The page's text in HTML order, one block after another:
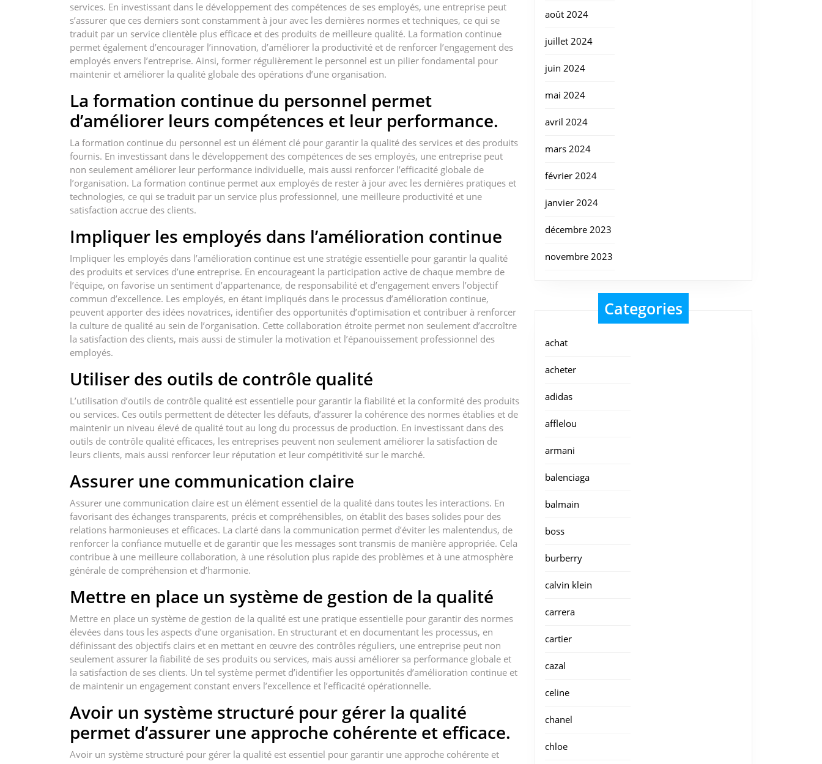
services. En investissant dans le développement des compétences de ses employés, une entreprise peut
s’assurer que ces derniers sont constamment à jour avec les dernières normes et techniques, ce qui se
traduit par un service clientèle plus efficace et des produits de meilleure qualité. La formation continue
permet également d’encourager l’innovation, d’améliorer la productivité et de renforcer l’engagement des
employés envers l’entreprise. Ainsi, former régulièrement le personnel est un pilier fondamental pour
maintenir et améliorer la qualité globale des opérations d’une organisation.
La formation continue du personnel permet
d’améliorer leurs compétences et leur performance.
La formation continue du personnel est un élément clé pour garantir la qualité des services et des produits
fournis. En investissant dans le développement des compétences de ses employés, une entreprise peut
non seulement améliorer leur performance individuelle, mais aussi renforcer l’efficacité globale de
l’organisation. La formation continue permet aux employés de rester à jour avec les dernières pratiques et
technologies, ce qui se traduit par un service plus professionnel, une meilleure productivité et une
satisfaction accrue des clients.
Impliquer les employés dans l’amélioration continue
Impliquer les employés dans l’amélioration continue est une stratégie essentielle pour garantir la qualité
des produits et services d’une entreprise. En encourageant la participation active de chaque membre de
l’équipe, on favorise un sentiment d’appartenance, de responsabilité et d’engagement envers l’objectif
commun d’excellence. Les employés, en étant impliqués dans le processus d’amélioration continue,
peuvent apporter des idées novatrices, identifier des opportunités d’optimisation et contribuer à renforcer
la culture de qualité au sein de l’organisation. Cette collaboration étroite permet non seulement d’accroître
la satisfaction des clients, mais aussi de stimuler la motivation et l’épanouissement professionnel des
employés.
Utiliser des outils de contrôle qualité
L’utilisation d’outils de contrôle qualité est essentielle pour garantir la fiabilité et la conformité des produits
ou services. Ces outils permettent de détecter les défauts, d’assurer la cohérence des normes établies et de
maintenir un niveau élevé de qualité tout au long du processus de production. En investissant dans des
outils de contrôle qualité efficaces, les entreprises peuvent non seulement améliorer la satisfaction de
leurs clients, mais aussi renforcer leur réputation et leur compétitivité sur le marché.
Assurer une communication claire
Assurer une communication claire est un élément essentiel de la qualité dans toutes les interactions. En
favorisant des échanges transparents, précis et compréhensibles, on établit des bases solides pour des
relations harmonieuses et efficaces. La clarté dans la communication permet d’éviter les malentendus, de
renforcer la confiance mutuelle et de garantir que les messages sont transmis de manière appropriée. Cela
contribue à une meilleure collaboration, à une résolution plus rapide des problèmes et à une atmosphère
générale de compréhension et d’harmonie.
Mettre en place un système de gestion de la qualité
Mettre en place un système de gestion de la qualité est une pratique essentielle pour garantir des normes
élevées dans tous les aspects d’une organisation. En structurant et en documentant les processus, en
définissant des objectifs clairs et en mettant en œuvre des contrôles réguliers, une entreprise peut non
seulement assurer la fiabilité de ses produits ou services, mais aussi améliorer sa performance globale et
la satisfaction de ses clients. Un tel système permet d’identifier les opportunités d’amélioration continue et
de maintenir un engagement constant envers l’excellence et l’efficacité opérationnelle.
Avoir un système structuré pour gérer la qualité
permet d’assurer une approche cohérente et efficace.
Avoir un système structuré pour gérer la qualité est essentiel pour garantir une approche cohérente et
août 2024
juillet 2024
juin 2024
mai 2024
avril 2024
mars 2024
février 2024
janvier 2024
décembre 2023
novembre 2023
Categories
achat
acheter
adidas
afflelou
armani
balenciaga
balmain
boss
burberry
calvin klein
carrera
cartier
cazal
celine
chanel
chloe